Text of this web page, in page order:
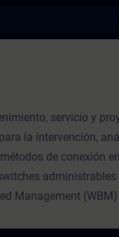
-
servicio y
la intervención,
de conexión
administrables
Management (WBM)